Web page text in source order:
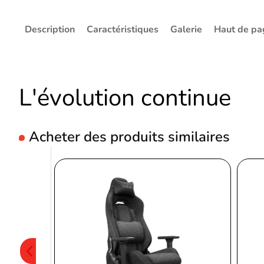
Description Caractéristiques Galerie Haut de
L'évolution continue
Acheter des produits similaires